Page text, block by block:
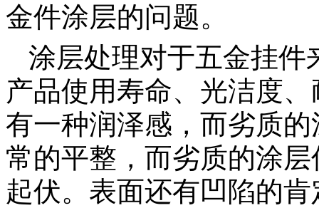
金件涂层的问题。
涂层处理对于五金挂件
产品使用寿命、光洁度
有一种润泽感，而劣质
常的平整，而劣质的涂
起伏。表面还有凹陷的